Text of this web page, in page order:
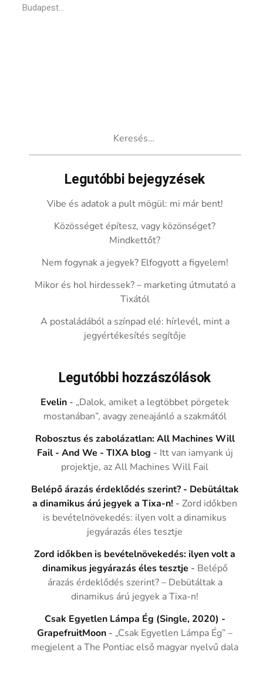
Budapest...
Legutóbbi bejegyzések
Vibe és adatok a pult mögül: mi már bent!
Közösséget építesz, vagy közönséget?
Mindkettőt?
Nem fogynak a jegyek? Elfogyott a figyelem!
Mikor és hol hirdessek? – marketing útmutató a
Tixától
A postaládából a színpad elé: hírlevél, mint a
jegyértékesítés segítője
Legutóbbi hozzászólások
Evelin - „Dalok, amiket a legtöbbet pörgetek
mostanában”, avagy zeneajánló a szakmától
Robosztus és zabolázatlan: All Machines Will
Fail - And We - TIXA blog - Itt van iamyank új
projektje, az All Machines Will Fail
Belépő árazás érdeklődés szerint? - Debütáltak
a dinamikus árú jegyek a Tixa-n! -Zord időkben
is bevételnövekedés: ilyen volt a dinamikus
jegyárazás éles tesztje
Zord időkben is bevételnövekedés: ilyen volt a
dinamikus jegyárazás éles tesztje - Belépő
árazás érdeklődés szerint? – Debütáltak a
dinamikus árú jegyek a Tixa-n!
Csak Egyetlen Lámpa Ég (Single, 2020) -
GrapefruitMoon - „Csak Egyetlen Lámpa Ég” –
megjelent a The Pontiac első magyar nyelvű dala